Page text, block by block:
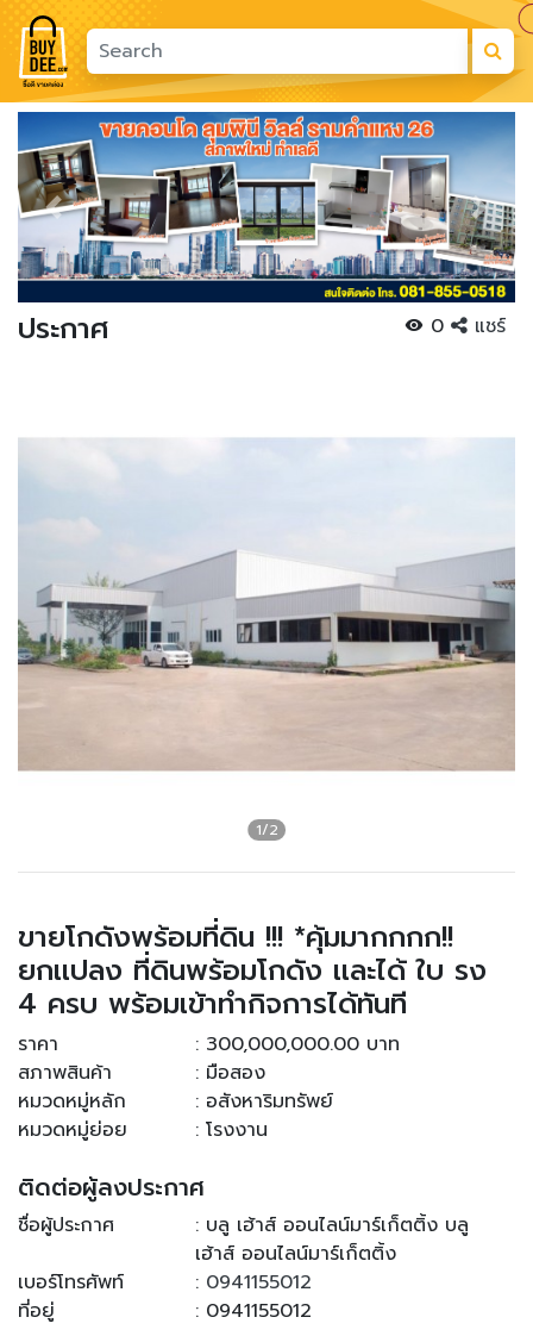
Previous Next
ประกาศ 0 แชร์
ขายโกดังพร้อมที่ดิน !!! *คุ้มมากกกก!!
ยกเเปลง ที่ดินพร้อมโกดัง เเละได้ ใบ รง
4 ครบ พร้อมเข้าทำกิจการได้ทันที
ราคา
: 300,000,000.00 บาท
สภาพสินค้า
: มือสอง
หมวดหมู่หลัก
: อสังหาริมทรัพย์
หมวดหมู่ย่อย
: โรงงาน
ติดต่อผู้ลงประกาศ
ชื่อผู้ประกาศ
: บลู เฮ้าส์ ออนไลน์มาร์เก็ตติ้ง บลู
เฮ้าส์ ออนไลน์มาร์เก็ตติ้ง
เบอร์โทรศัพท์
: 0941155012
ที่อยู่
: 0941155012